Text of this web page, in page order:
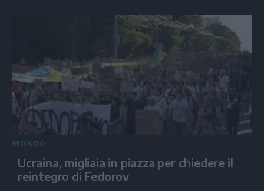
MONDO
Ucraina, migliaia in piazza per chiedere il
reintegro di Fedorov